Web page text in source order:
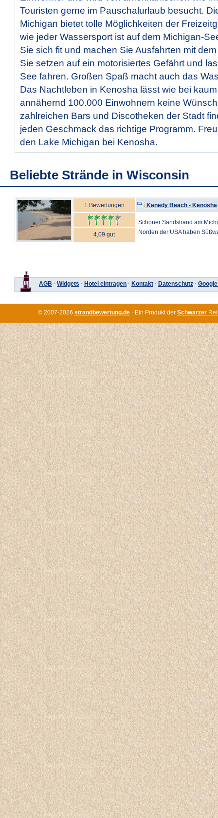
Touristen gerne im Pauschalurlaub besucht.
Michigan bietet tolle Möglichkeiten der
wie jeder Wassersport ist auf dem Michigan-
Sie sich fit und machen Sie Ausfahrten mit
Sie setzen auf ein motorisiertes Gefährt und
See fahren. Großen Spaß macht auch das
Das Nachtleben in Kenosha lässt wie bei
annähernd 100.000 Einwohnern keine
zahlreichen Bars und Discotheken der Stadt
jeden Geschmack das richtige Programm.
den Lake Michigan bei Kenosha.
Beliebte Strände in Wisconsin
1 Bewertungen Kenedy Beach - Kenosha
Schöner Sandstrand am
Norden der USA haben
4,09 gut
AGB · Widgets · Hotel eintragen · Kontakt · Datenschutz ·
© 2007-2026 strandbewertung.de · Ein Produkt der Schwarzer